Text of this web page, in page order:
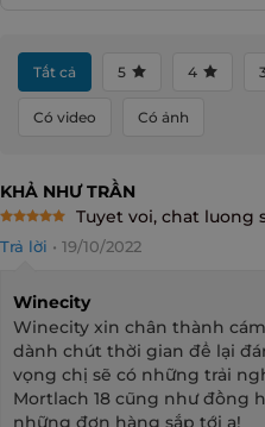
Tất cả 5 4
Có video Có ảnh
KHẢ NHƯ TRẦN
out of 5
Tuyet voi, chat luong
Trả lời • 19/10/2022
Winecity
Winecity xin chân thành cám
dành chút thời gian để lại
vọng chị sẽ có những trải
Mortlach 18 cũng như đồng
những đơn hàng sắp tới ạ!